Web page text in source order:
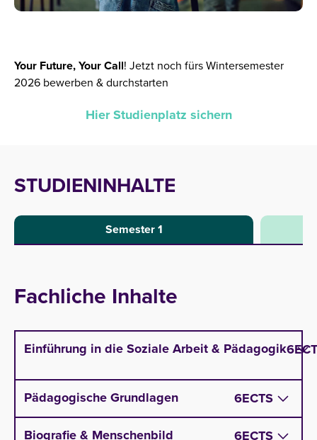
Your Future, Your Call! Jetzt noch fürs Wintersemester
2026 bewerben & durchstarten
Hier Studienplatz sichern
STUDIENINHALTE
Semester 1
Fachliche Inhalte
Einführung in die Soziale Arbeit & Pädagogik6
Geschichte der Sozialen Arbeit und Pädagogik:
Geschichte; Klassiker:innen; Verhältnis von
Pädagogische Grundlagen 6ECTS
Biografie & Menschenbild 6ECTS